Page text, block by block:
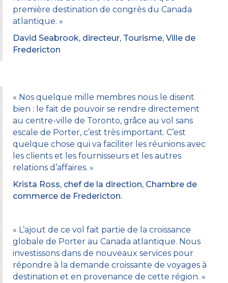
première destination de congrès du Canada
atlantique. »
David Seabrook, directeur, Tourisme, Ville de
Fredericton
« Nos quelque mille membres nous le disent
bien : le fait de pouvoir se rendre directement
au centre-ville de Toronto, grâce au vol sans
escale de Porter, c’est très important. C’est
quelque chose qui va faciliter les réunions avec
les clients et les fournisseurs et les autres
relations d’affaires. »
Krista Ross, chef de la direction, Chambre de
commerce de Fredericton.
« L’ajout de ce vol fait partie de la croissance
globale de Porter au Canada atlantique. Nous
investissons dans de nouveaux services pour
répondre à la demande croissante de voyages à
destination et en provenance de cette région. »